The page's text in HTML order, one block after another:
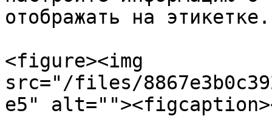
отображать на этикетке.
<figure><img
src="/files/
e5"